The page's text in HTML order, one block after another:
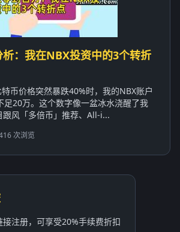
：我在NBX投资中的3个转折
币价格突然暴跌40%时，我的NBX账户
足20万。这个数字像一盆冰水浇醒了我
风「多倍币」推荐、All-i...
次浏览
注册，可享受20%手续费折扣